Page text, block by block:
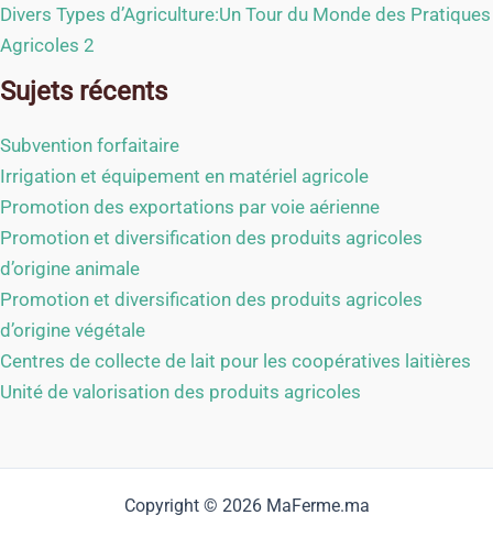
Divers Types d’Agriculture:Un Tour du Monde des Pratiques
Agricoles 2
Sujets récents
Subvention forfaitaire
Irrigation et équipement en matériel agricole
Promotion des exportations par voie aérienne
Promotion et diversification des produits agricoles
d’origine animale
Promotion et diversification des produits agricoles
d’origine végétale
Centres de collecte de lait pour les coopératives laitières
Unité de valorisation des produits agricoles
Copyright © 2026 MaFerme.ma